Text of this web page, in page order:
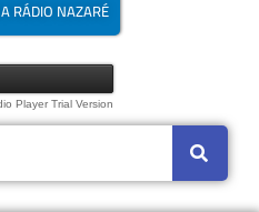
RÁDIO NAZARÉ
Player Trial Version